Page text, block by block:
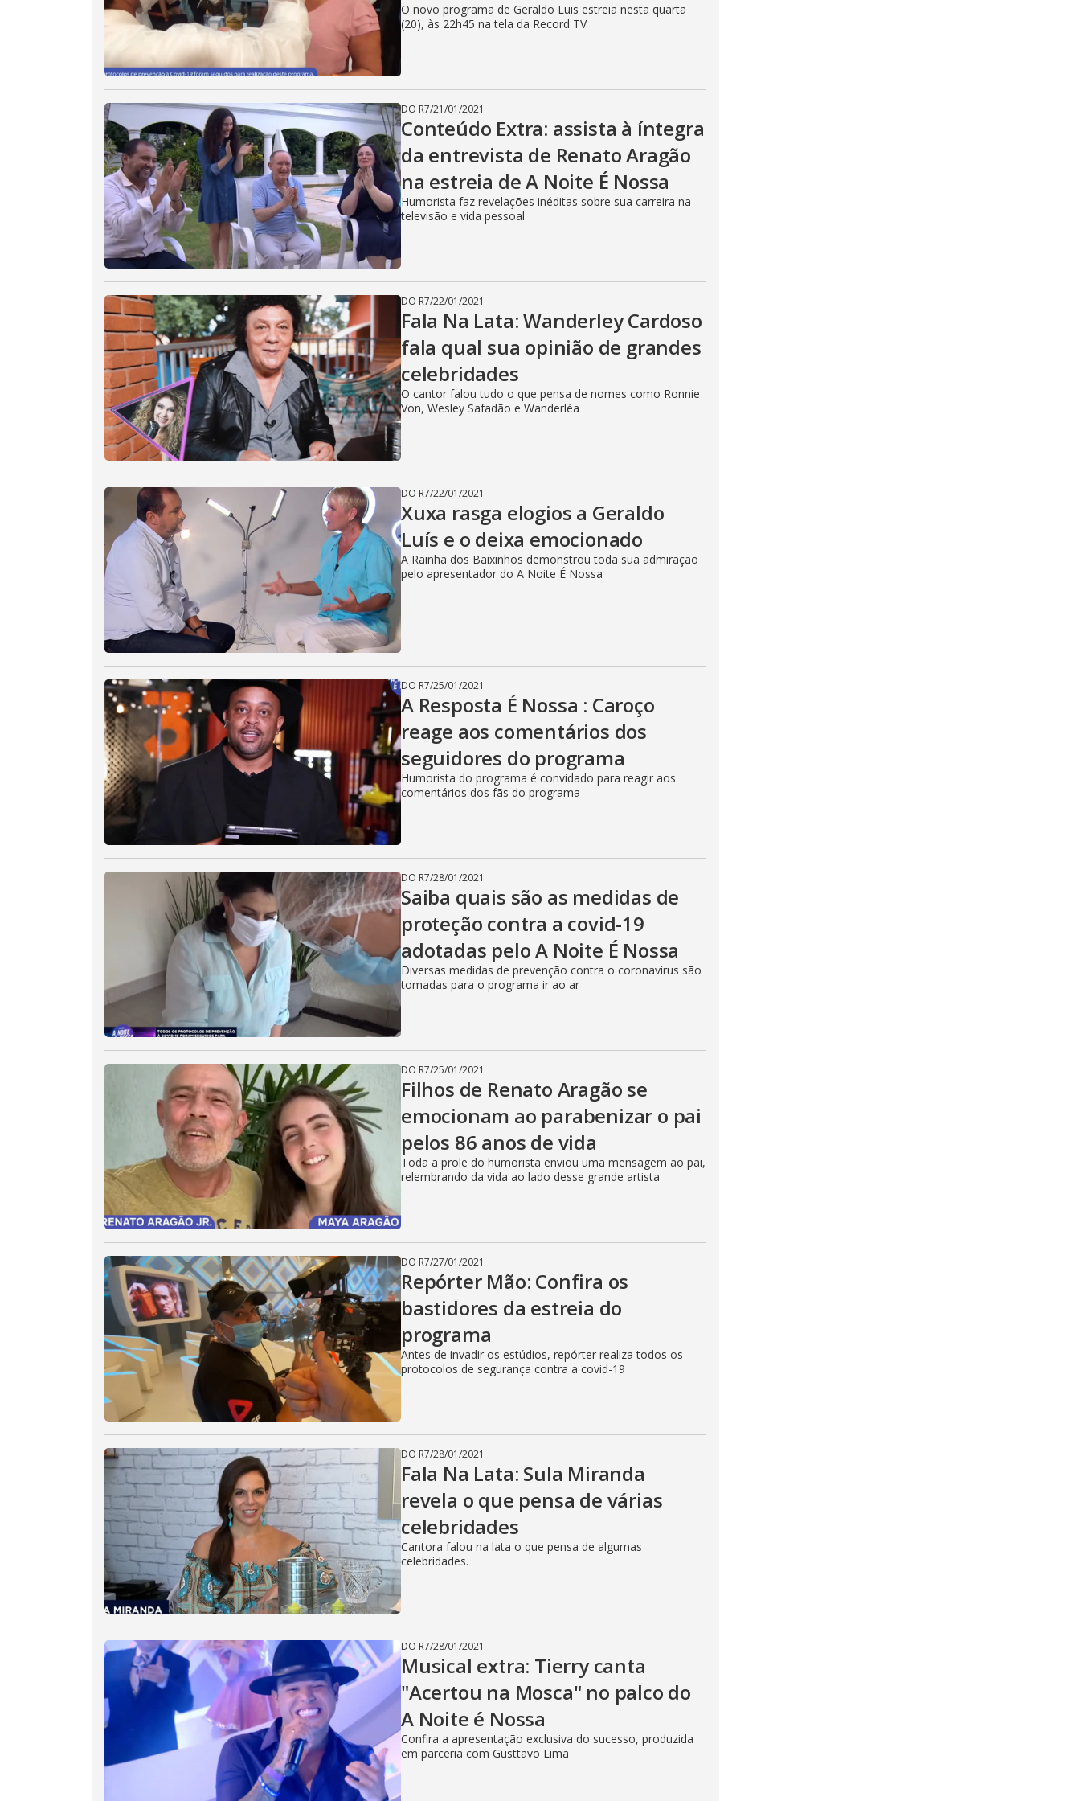
i
d
e
o
O novo programa de Geraldo Luis estreia nesta quarta
(20), às 22h45 na tela da Record TV
DO R7/21/01/2021
Conteúdo Extra: assista à íntegra
da entrevista de Renato Aragão
na estreia de A Noite É Nossa
Humorista faz revelações inéditas sobre sua carreira na
televisão e vida pessoal
DO R7/22/01/2021
Fala Na Lata: Wanderley Cardoso
fala qual sua opinião de grandes
celebridades
O cantor falou tudo o que pensa de nomes como Ronnie
Von, Wesley Safadão e Wanderléa
DO R7/22/01/2021
Xuxa rasga elogios a Geraldo
Luís e o deixa emocionado
A Rainha dos Baixinhos demonstrou toda sua admiração
pelo apresentador do A Noite É Nossa
DO R7/25/01/2021
A Resposta É Nossa : Caroço
reage aos comentários dos
seguidores do programa
Humorista do programa é convidado para reagir aos
comentários dos fãs do programa
DO R7/28/01/2021
Saiba quais são as medidas de
proteção contra a covid-19
adotadas pelo A Noite É Nossa
Diversas medidas de prevenção contra o coronavírus são
tomadas para o programa ir ao ar
DO R7/25/01/2021
Filhos de Renato Aragão se
emocionam ao parabenizar o pai
pelos 86 anos de vida
Toda a prole do humorista enviou uma mensagem ao pai,
relembrando da vida ao lado desse grande artista
DO R7/27/01/2021
Repórter Mão: Confira os
bastidores da estreia do
programa
Antes de invadir os estúdios, repórter realiza todos os
protocolos de segurança contra a covid-19
DO R7/28/01/2021
Fala Na Lata: Sula Miranda
revela o que pensa de várias
celebridades
Cantora falou na lata o que pensa de algumas
celebridades.
DO R7/28/01/2021
Musical extra: Tierry canta
"Acertou na Mosca" no palco do
A Noite é Nossa
Confira a apresentação exclusiva do sucesso, produzida
em parceria com Gusttavo Lima